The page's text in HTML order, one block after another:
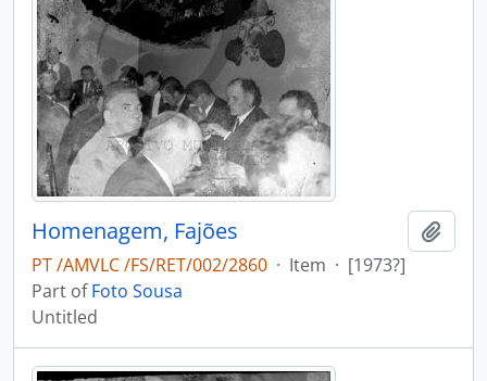
Homenagem, Fajões
PT /AMVLC /FS/RET/002/2860 · Item · [1973?]
Part ofFoto Sousa
Untitled